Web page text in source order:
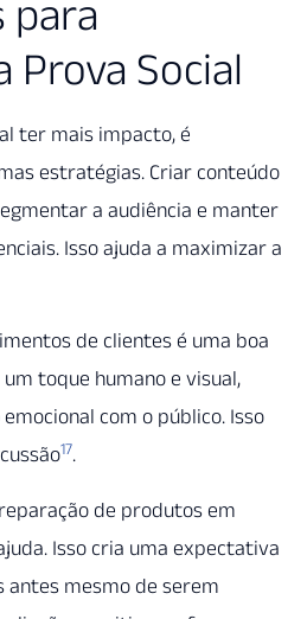
para
Prova Social
ter mais impacto, é
estratégias. Criar conteúdo
a audiência e manter
Isso ajuda a maximizar a
de clientes é uma boa
toque humano e visual,
com o público. Isso
17.
de produtos em
Isso cria uma expectativa
antes mesmo de serem